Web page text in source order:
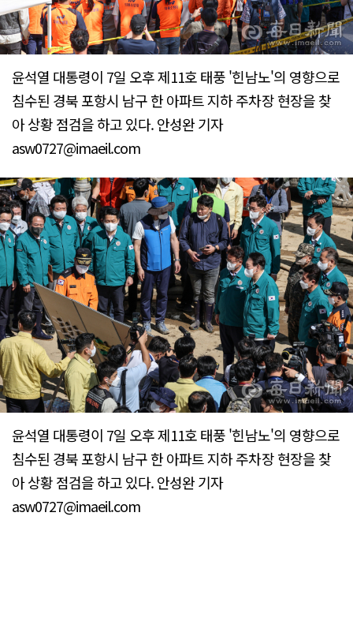
윤석열 대통령이 7일 오후 제11호 태풍 '힌남노'의 영향으로
침수된 경북 포항시 남구 한 아파트 지하 주차장 현장을 찾
아 상황 점검을 하고 있다. 안성완 기자
asw0727@imaeil.com
윤석열 대통령이 7일 오후 제11호 태풍 '힌남노'의 영향으로
침수된 경북 포항시 남구 한 아파트 지하 주차장 현장을 찾
아 상황 점검을 하고 있다. 안성완 기자
asw0727@imaeil.com